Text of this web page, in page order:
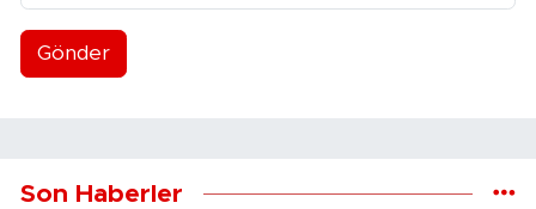
Gönder
Son Haberler